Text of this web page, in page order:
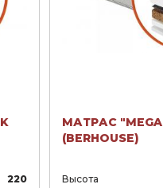
220
МАТРАС
(BERHOUSE)
Высота